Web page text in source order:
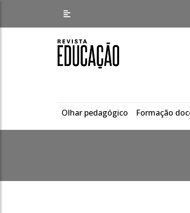
Olhar pedagógico Formação